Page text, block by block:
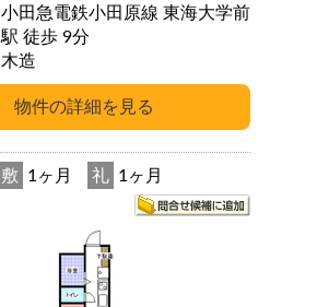
小田急電鉄小田原線 東海大学前
駅 徒歩 9分
木造
敷 1ヶ月 礼 1ヶ月